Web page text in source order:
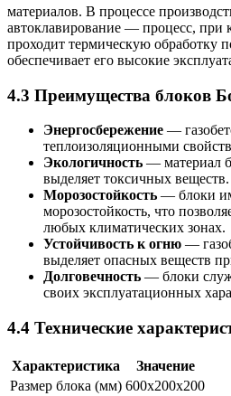
материалов. В процессе
автоклавирование — процесс, при
проходит термическую обработку
обеспечивает его высокие
4.3 Преимущества блоков
Энергосбережение —
теплоизоляционными
Экологичность — материал
выделяет токсичных веществ.
Морозостойкость — блоки
морозостойкость, что
любых климатических зонах.
Устойчивость к огню —
выделяет опасных веществ
Долговечность — блоки
своих эксплуатационных
4.4 Технические
Характеристика
Значение
Размер блока (мм) 600x200x200